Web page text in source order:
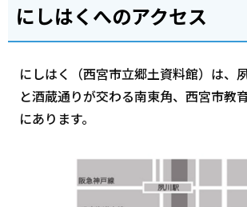
にしはくへのアクセス
にしはく（西宮市立郷土資料館）は、
と酒蔵通りが交わる南東角、西宮市教
にあります。